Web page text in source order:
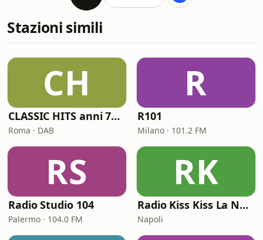
Stazioni simili
CH
CLASSIC HITS anni 70 80 90
Roma · DAB
R
R101
Milano · 101.2 FM
RS
Radio Studio 104
Palermo · 104.0 FM
RK
Radio Kiss Kiss La Notte Vola
Napoli